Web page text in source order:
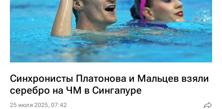
Синхронисты Платонова и Мальцев взяли
серебро на ЧМ в Сингапуре
25 июля 2025, 07:42